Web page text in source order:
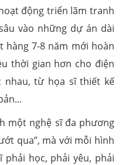
động triển lãm tranh
vào những dự án dài
7-8 năm mới hoàn
thời gian hơn cho điện
nhau, từ họa sĩ thiết kế
một nghệ sĩ đa phương
qua”, mà với mỗi hình
học, phải yêu, phải